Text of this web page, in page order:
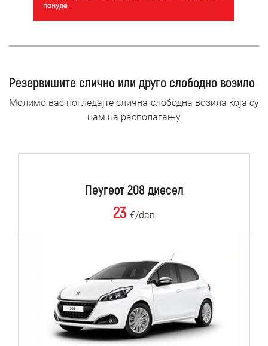
понуде.
Резервишите слично или друго слободно возило
Молимо вас погледајте слична слободна возила која су
нам на располагању
Пеугеот 208 диесел
23 €/dan